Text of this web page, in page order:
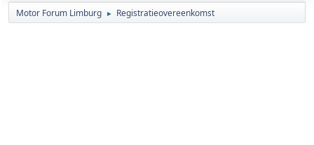
Motor Forum Limburg ► Registratieovereenkomst